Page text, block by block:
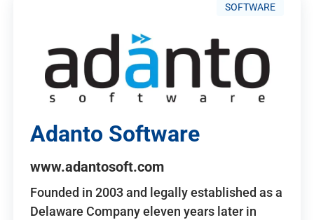
SOFTWARE
Adanto Software
www.adantosoft.com
Founded in 2003 and legally established as a
Delaware Company eleven years later in